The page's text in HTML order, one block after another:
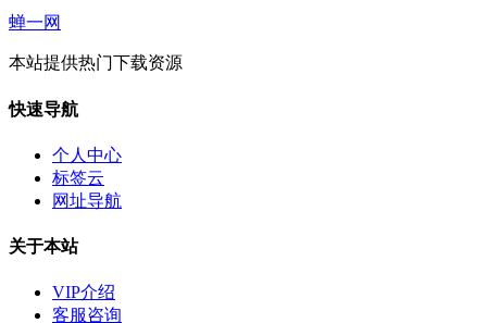
蝉一网
本站提供热门下载资源
快速导航
个人中心
标签云
网址导航
关于本站
VIP介绍
客服咨询